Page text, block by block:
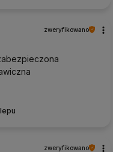
zweryfikowano
zweryfikowano